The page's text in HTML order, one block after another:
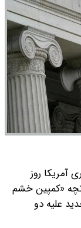
آمریکا روز
ذیل آنچه «کمپین خشم
علیه دو